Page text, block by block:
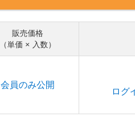
販売価格
（単価 × 入数）
会員のみ公開
ログ